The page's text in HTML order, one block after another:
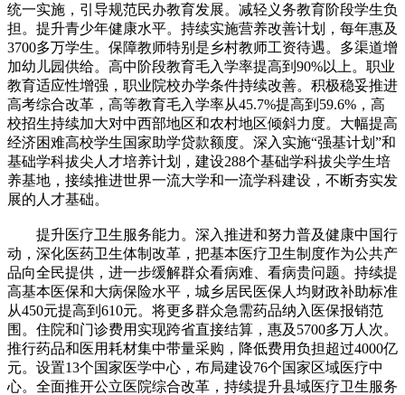
统一实施，引导规范民办教育发展。减轻义务教育阶段学生负
担。提升青少年健康水平。持续实施营养改善计划，每年惠及
3700多万学生。保障教师特别是乡村教师工资待遇。多渠道增
加幼儿园供给。高中阶段教育毛入学率提高到90%以上。职业
教育适应性增强，职业院校办学条件持续改善。积极稳妥推进
高考综合改革，高等教育毛入学率从45.7%提高到59.6%，高
校招生持续加大对中西部地区和农村地区倾斜力度。大幅提高
经济困难高校学生国家助学贷款额度。深入实施“强基计划”和
基础学科拔尖人才培养计划，建设288个基础学科拔尖学生培
养基地，接续推进世界一流大学和一流学科建设，不断夯实发
展的人才基础。
提升医疗卫生服务能力。深入推进和努力普及健康中国行
动，深化医药卫生体制改革，把基本医疗卫生制度作为公共产
品向全民提供，进一步缓解群众看病难、看病贵问题。持续提
高基本医保和大病保险水平，城乡居民医保人均财政补助标准
从450元提高到610元。将更多群众急需药品纳入医保报销范
围。住院和门诊费用实现跨省直接结算，惠及5700多万人次。
推行药品和医用耗材集中带量采购，降低费用负担超过4000亿
元。设置13个国家医学中心，布局建设76个国家区域医疗中
心。全面推开公立医院综合改革，持续提升县域医疗卫生服务